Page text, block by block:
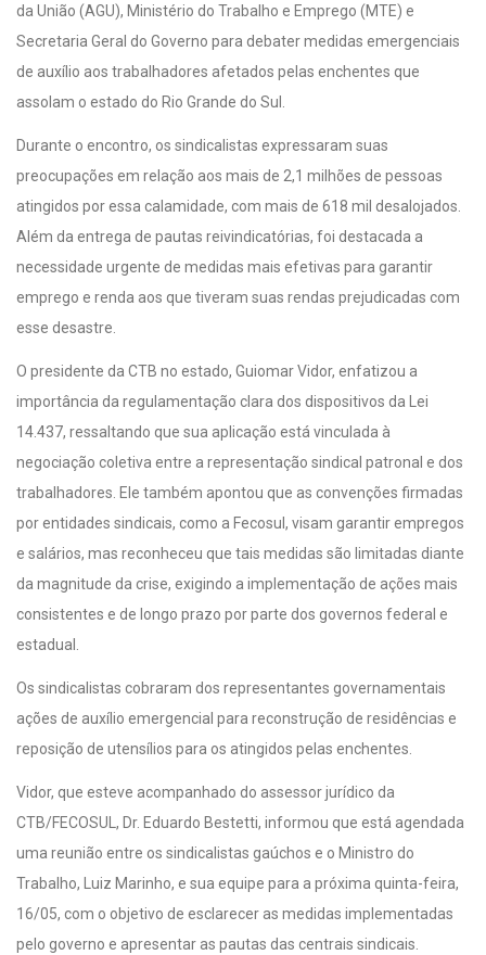
da União (AGU), Ministério do Trabalho e Emprego (MTE) e
Secretaria Geral do Governo para debater medidas emergenciais
de auxílio aos trabalhadores afetados pelas enchentes que
assolam o estado do Rio Grande do Sul.
Durante o encontro, os sindicalistas expressaram suas
preocupações em relação aos mais de 2,1 milhões de pessoas
atingidos por essa calamidade, com mais de 618 mil desalojados.
Além da entrega de pautas reivindicatórias, foi destacada a
necessidade urgente de medidas mais efetivas para garantir
emprego e renda aos que tiveram suas rendas prejudicadas com
esse desastre.
O presidente da CTB no estado, Guiomar Vidor, enfatizou a
importância da regulamentação clara dos dispositivos da Lei
14.437, ressaltando que sua aplicação está vinculada à
negociação coletiva entre a representação sindical patronal e dos
trabalhadores. Ele também apontou que as convenções firmadas
por entidades sindicais, como a Fecosul, visam garantir empregos
e salários, mas reconheceu que tais medidas são limitadas diante
da magnitude da crise, exigindo a implementação de ações mais
consistentes e de longo prazo por parte dos governos federal e
estadual.
Os sindicalistas cobraram dos representantes governamentais
ações de auxílio emergencial para reconstrução de residências e
reposição de utensílios para os atingidos pelas enchentes.
Vidor, que esteve acompanhado do assessor jurídico da
CTB/FECOSUL, Dr. Eduardo Bestetti, informou que está agendada
uma reunião entre os sindicalistas gaúchos e o Ministro do
Trabalho, Luiz Marinho, e sua equipe para a próxima quinta-feira,
16/05, com o objetivo de esclarecer as medidas implementadas
pelo governo e apresentar as pautas das centrais sindicais.